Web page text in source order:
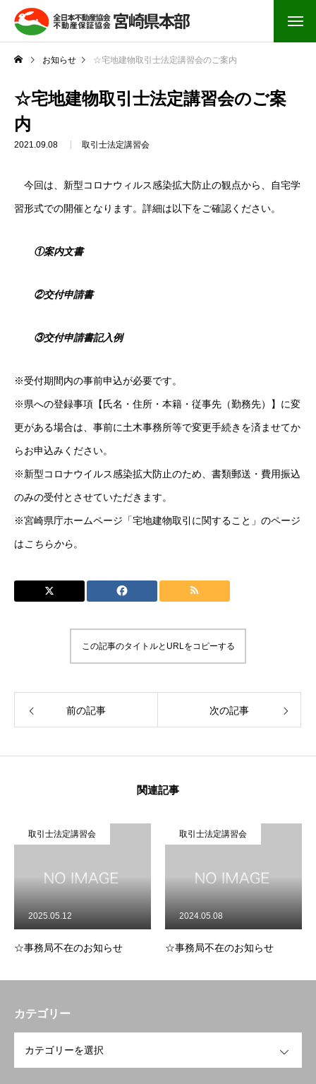
お知らせ
開業を検討中の方へ To open a business
お知らせ ☆宅地建物取引士法定講習会のご案内
☆宅地建物取引士法定講習会のご案
内
2021.09.08 取引士法定講習会
今回は、新型コロナウィルス感染拡大防止の観点から、自宅学
習形式での開催となります。詳細は以下をご確認ください。
①案内文書
②交付申請書
③交付申請書記入例
※受付期間内の事前申込が必要です。
※県への登録事項【氏名・住所・本籍・従事先（勤務先）】に変
更がある場合は、事前に土木事務所等で変更手続きを済ませてか
らお申込みください。
※新型コロナウイルス感染拡大防止のため、書類郵送・費用振込
のみの受付とさせていただきます。
※宮崎県庁ホームページ「宅地建物取引に関すること」のページ
はこちらから。
この記事のタイトルとURLをコピーする
前の記事 次の記事
関連記事
取引士法定講習会
☆事務局不在のお知らせ
2025.05.12
取引士法定講習会
☆事務局不在のお知らせ
2024.05.08
カテゴリー